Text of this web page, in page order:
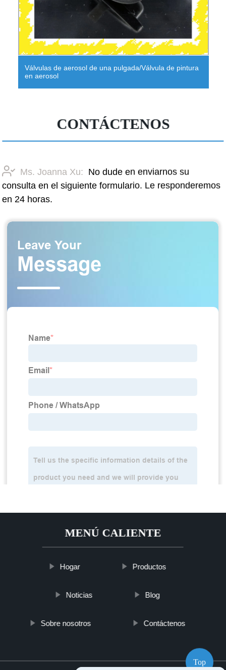
de aerosol de una pulgada/Válvula de pintura
Aerosol
CONTÁCTENOS
Ms. Joanna Xu: No dude en enviarnos su
consulta en el siguiente formulario. Le responderemos
en 24 horas.
MENÚ CALIENTE
Hogar Productos
Noticias Blog
Sobre nosotros Contáctenos
Top